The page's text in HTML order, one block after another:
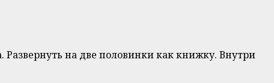
на две половинки как книжку. Внутри